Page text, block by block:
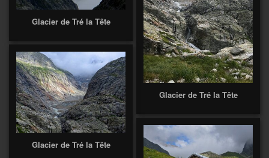
Glacier de Tré la Tête
Glacier de Tré la Tête
Glacier de Tré la Tête